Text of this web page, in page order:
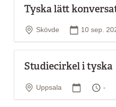
Tyska lätt
Plats
Skövde Startdatum
10 sep.
Studiecirkel i tyska
Plats
Uppsala Startdatum
Tid
-